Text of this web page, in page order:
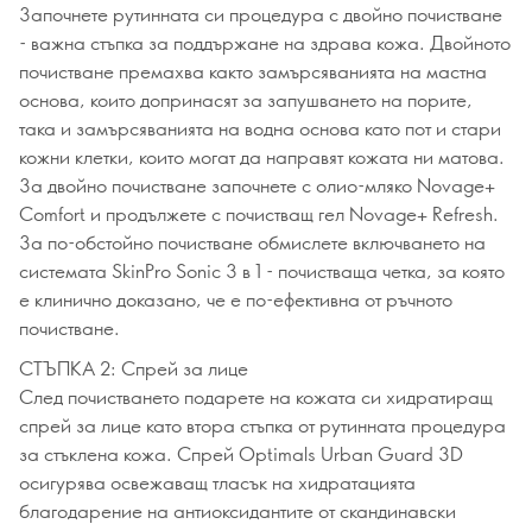
Започнете рутинната си процедура с двойно почистване
- важна стъпка за поддържане на здрава кожа. Двойното
почистване премахва както замърсяванията на мастна
основа, които допринасят за запушването на порите,
така и замърсяванията на водна основа като пот и стари
кожни клетки, които могат да направят кожата ни матова.
За двойно почистване започнете с олио-мляко Novage+
Comfort и продължете с почистващ гел Novage+ Refresh.
За по-обстойно почистване обмислете включването на
системата SkinPro Sonic 3 в 1 - почистваща четка, за която
е клинично доказано, че е по-ефективна от ръчното
почистване.
СТЪПКА 2: Спрей за лице
След почистването подарете на кожата си хидратиращ
спрей за лице като втора стъпка от рутинната процедура
за стъклена кожа. Спрей Optimals Urban Guard 3D
осигурява освежаващ тласък на хидратацията
благодарение на антиоксидантите от скандинавски